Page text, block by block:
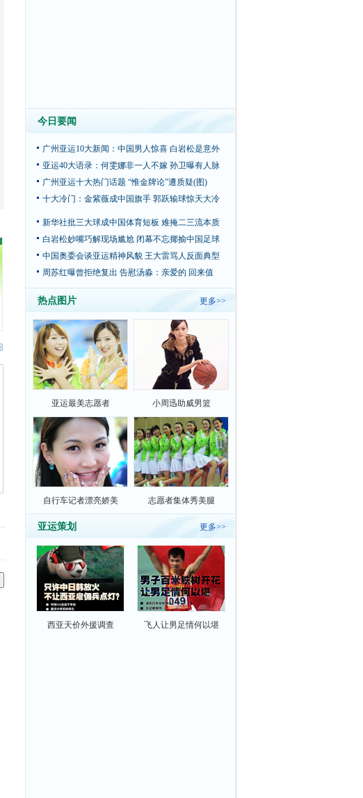
今日要闻
广州亚运10大新闻：中国男人惊喜 白岩松是意外
亚运40大语录：何雯娜非一人不嫁 孙卫曝有人脉
广州亚运十大热门话题 “惟金牌论”遭质疑(图)
十大冷门：金紫薇成中国旗手 郭跃输球惊天大冷
新华社批三大球成中国体育短板 难掩二三流本质
白岩松妙嘴巧解现场尴尬 闭幕不忘揶揄中国足球
中国奥委会谈亚运精神风貌 王大雷骂人反面典型
周苏红曝曾拒绝复出 告慰汤淼：亲爱的 回来值
热点图片 更多>>
亚运最美志愿者 小周迅助威男篮
自行车记者漂亮娇美 志愿者集体秀美腿
亚运策划 更多>>
西亚天价外援调查 飞人让男足情何以堪